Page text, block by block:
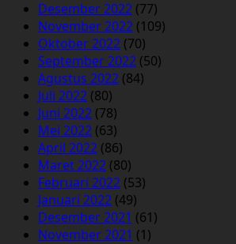
Desember 2022 (77)
November 2022 (109)
Oktober 2022 (70)
September 2022 (50)
Agustus 2022 (84)
Juli 2022 (80)
Juni 2022 (78)
Mei 2022 (63)
April 2022 (86)
Maret 2022 (80)
Februari 2022 (53)
Januari 2022 (49)
Desember 2021 (61)
November 2021 (1)